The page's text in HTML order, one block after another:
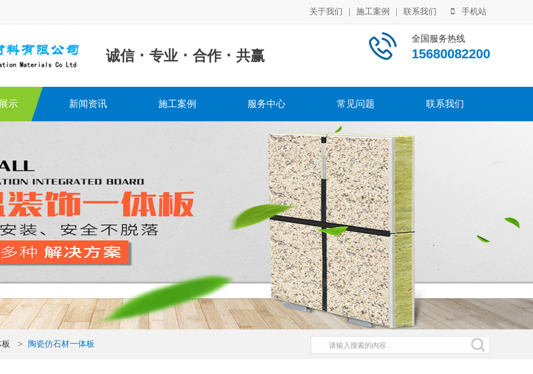
关于我们 施工案例 联系我们 手机站
诚信 · 专业 · 合作 · 共赢
全国服务热线
15680082200
示 新闻资讯 施工案例 服务中心 常见问题 联系我们
> 陶瓷仿石材一体板